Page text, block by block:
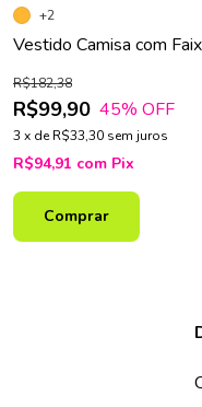
Vestido Camisa com
R$99,90
R$182,38
45% OFF
3 x deR$33,30 sem juros
R$94,91 com Pix
+2
Comprar